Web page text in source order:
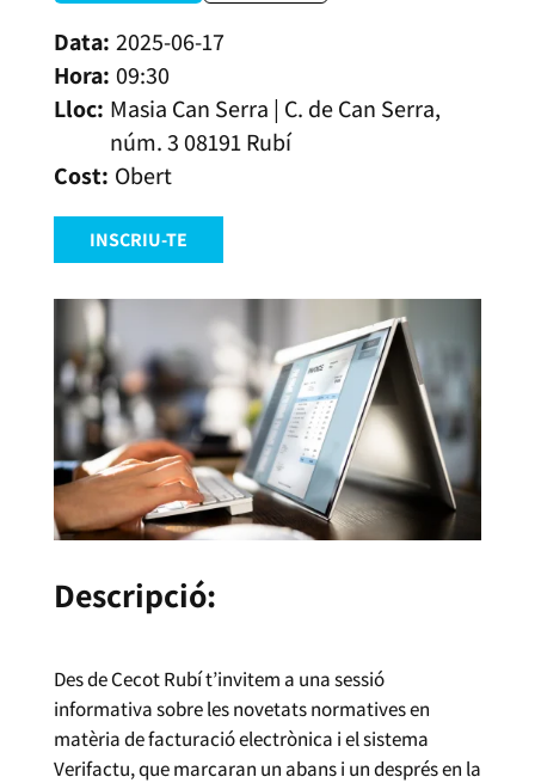
2025-06-17
09:30
Masia Can Serra | C. de Can Serra,
núm. 3 08191 Rubí
Obert
INSCRIU-TE
Descripció:
Des de Cecot Rubí t’invitem a una sessió
informativa sobre les novetats normatives en
matèria de facturació electrònica i el sistema
Verifactu, que marcaran un abans i un després en la